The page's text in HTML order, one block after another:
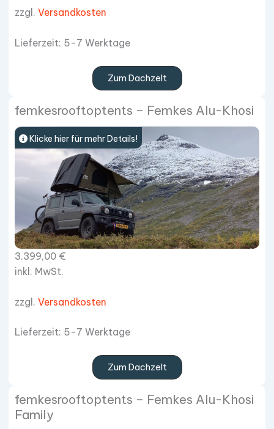
zzgl. Versandkosten
Lieferzeit: 5-7 Werktage
Zum Dachzelt
femkesrooftoptents – Femkes Alu-Khosi
Klicke hier für mehr Details!
3.399,00 €
inkl. MwSt.
zzgl. Versandkosten
Lieferzeit: 5-7 Werktage
Zum Dachzelt
femkesrooftoptents – Femkes Alu-Khosi
Family